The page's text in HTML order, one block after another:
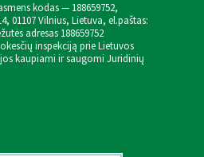
kodas — 188659752,
01107 Vilnius, Lietuva, el.paštas:
adresas 188659752
inspekciją prie Lietuvos
kaupiami ir saugomi Juridinių